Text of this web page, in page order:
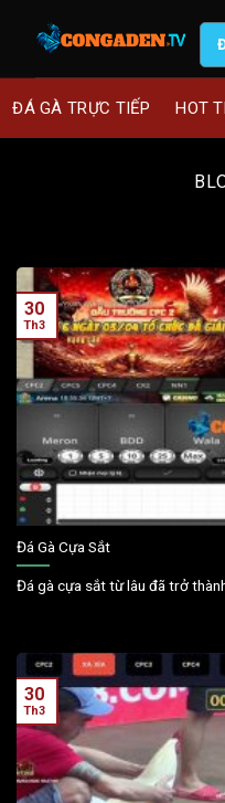
ĐÁ GÀ TRỰC TIẾP HOT
Đá Gà Cựa Sắt
Đá gà cựa sắt từ lâu đã trở
30
Th3
30
Th3